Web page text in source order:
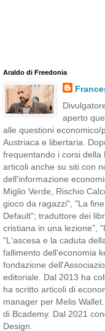
Araldo di Freedonia
aperto
alle questioni
Austriaca e libertaria.
frequentando i corsi della
articoli anche su siti con
dell'informazione
Miglio Verde, Rischio
gioco da ragazzi", "La
Default"; traduttore dei
cristiana in una lezione",
"L'ascesa e la caduta
fallimento dell'economia
fondazione
editoriale. Dal 2013 ha
ha scritto articoli di
manager per Melis
di Bcademy. Dal 2021
Design.